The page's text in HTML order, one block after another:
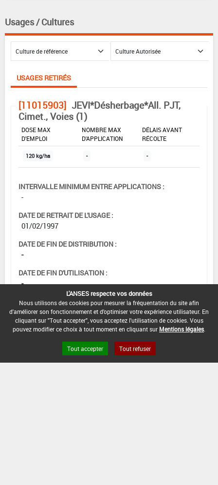
Usages / Cultures
USAGES RETIRÉS
[11015903] JEVI*Désherbage*All. PJT,
Cimet., Voies (1)
DOSE MAX
D'EMPLOI
NOMBRE MAX
D'APPLICATION
DÉLAIS AVANT
RÉCOLTE
120 kg/ha - -
INTERVALLE MINIMUM ENTRE APPLICATIONS :
-
DATE DE RETRAIT DE L'USAGE :
01/02/1997
DATE DE FIN DE DISTRIBUTION :
-
DATE DE FIN D'UTILISATION :
-
L'ANSES respecte vos données
Nous utilisons des cookies pour mesurer la fréquentation du site afin
d'améliorer son fonctionnement et d'optimiser votre expérience utilisateur. En
cliquant sur "Tout accepter", vous acceptez l'utilisation de cookies. Vous
pouvez modifier ce choix à tout moment en cliquant sur Mentions légales
Tout accepter Tout refuser